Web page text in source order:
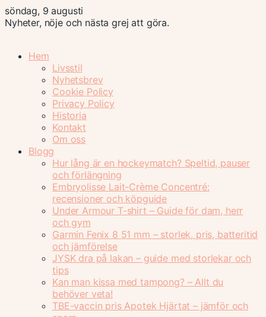
söndag, 9 augusti
Nyheter, nöje och nästa grej att göra.
Hem
Livsstil
Nyhetsbrev
Cookie Policy
Privacy Policy
Historia
Kontakt
Om oss
Blogg
Hur lång är en hockeymatch? Speltid, pauser
och förlängning
Embryolisse Lait-Crème Concentré:
recensioner och köpguide
Under Armour T-shirt – Guide för dam, herr
och gym
Garmin Fenix 8 51 mm – storlek, pris, batteritid
och jämförelse
JYSK dra på lakan – guide med storlekar och
tips
Kan man kissa med tampong? – Allt du
behöver veta!
TBE-vaccin pris Apotek Hjärtat – jämför och